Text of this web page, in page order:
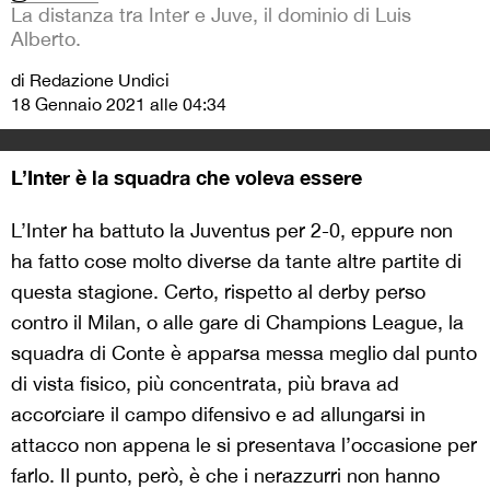
La distanza tra Inter e Juve, il dominio di Luis
Alberto.
di Redazione Undici
18 Gennaio 2021 alle 04:34
L’Inter è la squadra che voleva essere
L’Inter ha battuto la Juventus per 2-0, eppure non
ha fatto cose molto diverse da tante altre partite di
questa stagione. Certo, rispetto al derby perso
contro il Milan, o alle gare di Champions League, la
squadra di Conte è apparsa messa meglio dal punto
di vista fisico, più concentrata, più brava ad
accorciare il campo difensivo e ad allungarsi in
attacco non appena le si presentava l’occasione per
farlo. Il punto, però, è che i nerazzurri non hanno